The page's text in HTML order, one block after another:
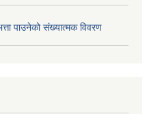
पाउनेको संख्यात्मक विवरण